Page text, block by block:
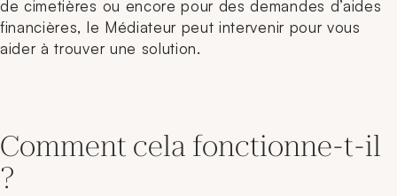
de cimetières ou encore pour des demandes d’aides
financières, le Médiateur peut intervenir pour vous
aider à trouver une solution.
Comment cela fonctionne-t-il
?